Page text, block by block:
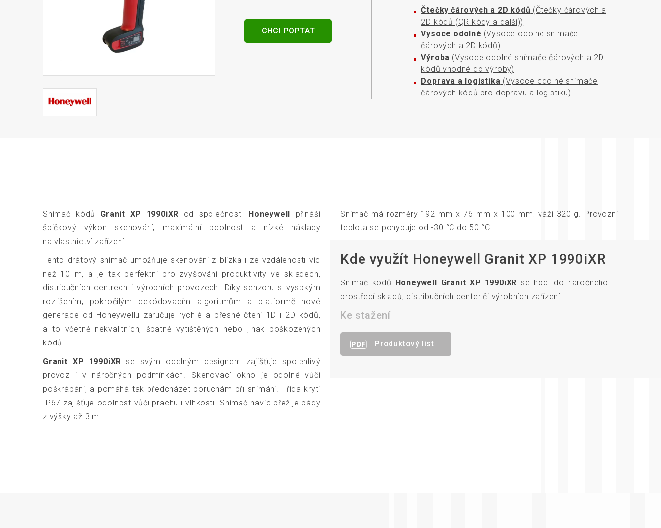
rozměrů
CHCI POPTAT
Čtečky čárových a 2D kódů (Čtečky čárových a
2D kódů (QR kódy a další))
Vysoce odolné (Vysoce odolné snímače
čárových a 2D kódů)
Výroba (Vysoce odolné snímače čárových a 2D
kódů vhodné do výroby)
Doprava a logistika (Vysoce odolné snímače
čárových kódů pro dopravu a logistiku)
Snímač kódů Granit XP 1990iXR od společnosti Honeywell přináší
špičkový výkon skenování, maximální odolnost a nízké náklady
na vlastnictví zařízení.
Tento drátový snímač umožňuje skenování z blízka i ze vzdálenosti víc
než 10 m, a je tak perfektní pro zvyšování produktivity ve skladech,
distribučních centrech i výrobních provozech. Díky senzoru s vysokým
rozlišením, pokročilým dekódovacím algoritmům a platformě nové
generace od Honeywellu zaručuje rychlé a přesné čtení 1D i 2D kódů,
a to včetně nekvalitních, špatně vytištěných nebo jinak poškozených
kódů.
Granit XP 1990iXRse svým odolným designem zajišťuje spolehlivý
provoz i v náročných podmínkách. Skenovací okno je odolné vůči
poškrábání, a pomáhá tak předcházet poruchám při snímání. Třída krytí
IP67 zajišťuje odolnost vůči prachu i vlhkosti. Snímač navíc přežije pády
z výšky až 3 m.
Snímač má rozměry 192 mm x 76 mm x 100 mm, váží 320 g. Provozní
teplota se pohybuje od -30 °C do 50 °C.
Kde využít Honeywell Granit XP 1990iXR
Snímač kódů Honeywell Granit XP 1990iXR se hodí do náročného
prostředí skladů, distribučních center či výrobních zařízení.
Ke stažení
Produktový list